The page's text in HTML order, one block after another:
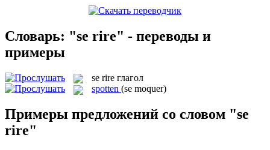
Словарь: "se rire" - переводы и
примеры
se rire глагол
spotten (se moquer)
Примеры предложений со словом "se
rire"